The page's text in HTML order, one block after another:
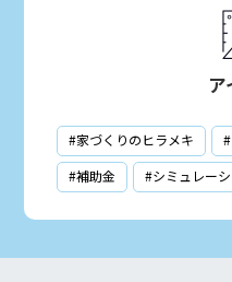
#家づくりのヒラメキ
#補助金
#シミュレー